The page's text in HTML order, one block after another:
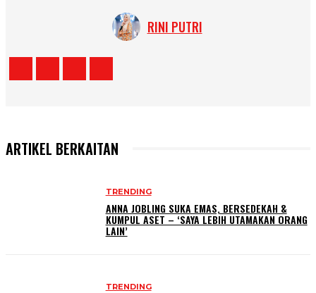
RINI PUTRI
ARTIKEL BERKAITAN
TRENDING
ANNA JOBLING SUKA EMAS, BERSEDEKAH &
KUMPUL ASET – ‘SAYA LEBIH UTAMAKAN ORANG
LAIN’
TRENDING